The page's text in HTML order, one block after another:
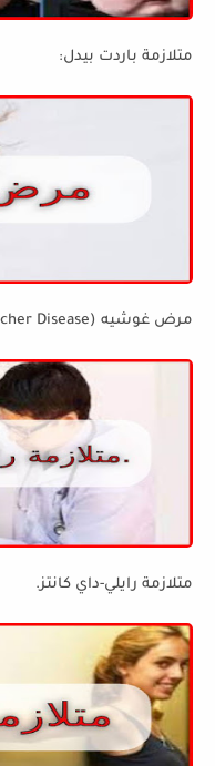
متلازمة باردت بيدل:
مرض غوشيه (Gaucher Disease)
متلازمة رايلي-داي كانتز.